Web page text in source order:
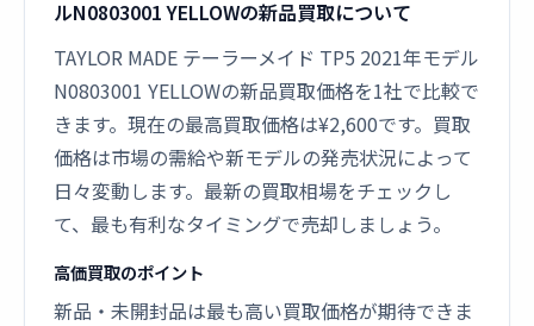
ルN0803001 YELLOWの新品買取について
TAYLOR MADE テーラーメイド TP5 2021年モデル
N0803001 YELLOWの新品買取価格を1社で比較で
きます。現在の最高買取価格は¥2,600です。買取
価格は市場の需給や新モデルの発売状況によって
日々変動します。最新の買取相場をチェックし
て、最も有利なタイミングで売却しましょう。
高価買取のポイント
新品・未開封品は最も高い買取価格が期待できま